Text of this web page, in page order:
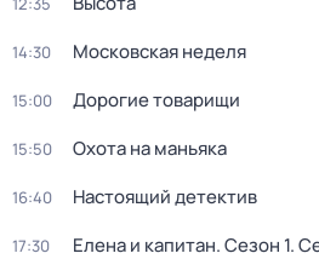
14:30 Московская неделя
15:00 Дорогие товарищи
15:50 Охота на маньяка
16:40 Настоящий детектив
17:30 Елена и капитан. Сезон 1.